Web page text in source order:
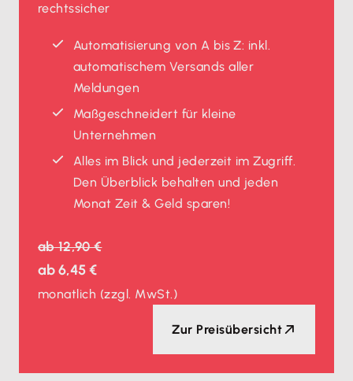
rechtssicher
Automatisierung von A bis Z: inkl.
automatischem Versands aller
Meldungen
Maßgeschneidert für kleine
Unternehmen
Alles im Blick und jederzeit im Zugriff.
Den Überblick behalten und jeden
Monat Zeit & Geld sparen!
ab12,90 €
ab6,45 €
monatlich (zzgl. MwSt.)
Zur Preisübersicht